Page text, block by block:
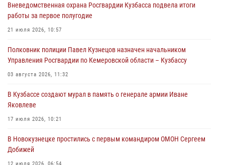
Росгвардейцы задержали предполагаемого виновника причинения
ножевого ранения кемеровчанину
06 августа 2026, 09:18
Росгвардейцы задержали мужчину, повредившего имущество
горожанки
06 августа 2026, 08:17
Росгвардейцы пресекли противоправные действия и защитили
новокузнечанку от агрессивного знакомого
06 августа 2026, 07:16
Вневедомственная охрана Росгвардии Кузбасса подвела итоги
работы за первое полугодие
21 июля 2026, 10:57
Полковник полиции Павел Кузнецов назначен начальником
Управления Росгвардии по Кемеровской области – Кузбассу
03 августа 2026, 11:32
В Кузбассе создают мурал в память о генерале армии Иване
Яковлеве
17 июля 2026, 10:21
В Новокузнецке простились с первым командиром ОМОН Сергеем
Добижей
12 июля 2026, 06:54